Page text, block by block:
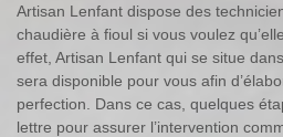
Artisan Lenfant dispose des
chaudière à fioul si vous voulez
effet, Artisan Lenfant qui se situe
sera disponible pour vous afin
perfection. Dans ce cas, quelques
lettre pour assurer l’intervention